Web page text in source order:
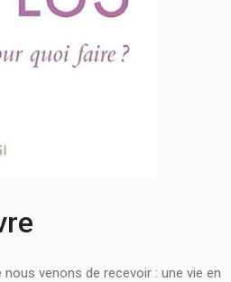
venons de recevoir : une vie en